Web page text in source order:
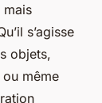
s’agisse
objets,
ou même